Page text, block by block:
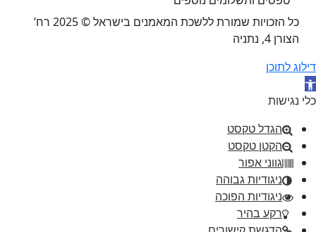
כל הזכויות שמורת ללשכת המאמנים בישראל © 2025 רח’
הצורן 4, נתניה
דילוג לתוכן
פתח סרגל נגישות
כלי נגישות
הגדל טקסט
הקטן טקסט
גווני אפור
ניגודיות גבוהה
ניגודיות הפוכה
רקע בהיר